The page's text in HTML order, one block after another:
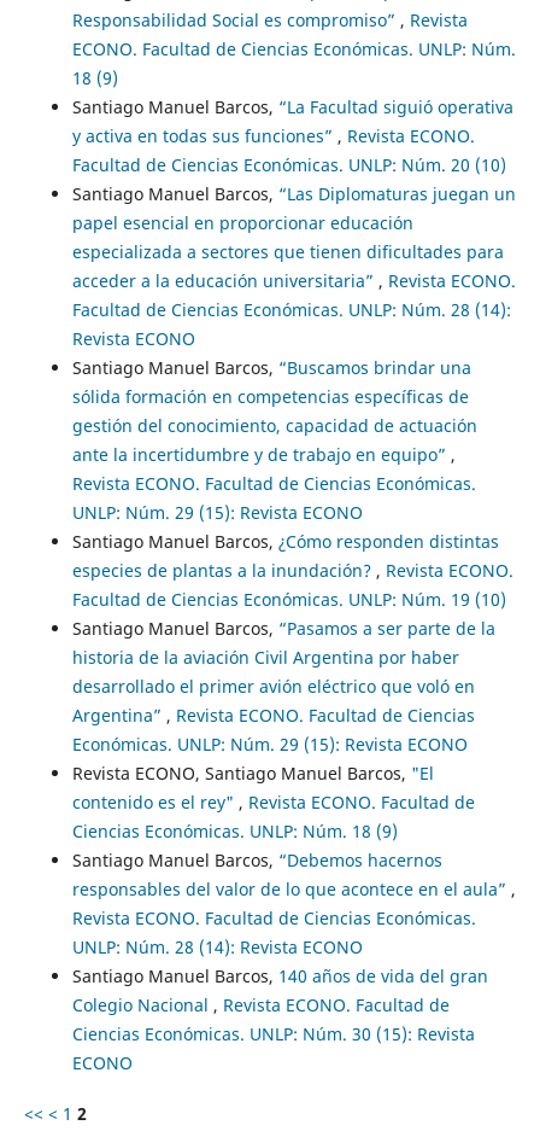
Responsabilidad Social es compromiso” , Revista
ECONO. Facultad de Ciencias Económicas. UNLP: Núm.
18 (9)
Santiago Manuel Barcos, “La Facultad siguió operativa
y activa en todas sus funciones” , Revista ECONO.
Facultad de Ciencias Económicas. UNLP: Núm. 20 (10)
Santiago Manuel Barcos, “Las Diplomaturas juegan un
papel esencial en proporcionar educación
especializada a sectores que tienen dificultades para
acceder a la educación universitaria” , Revista ECONO.
Facultad de Ciencias Económicas. UNLP: Núm. 28 (14):
Revista ECONO
Santiago Manuel Barcos, “Buscamos brindar una
sólida formación en competencias específicas de
gestión del conocimiento, capacidad de actuación
ante la incertidumbre y de trabajo en equipo” ,
Revista ECONO. Facultad de Ciencias Económicas.
UNLP: Núm. 29 (15): Revista ECONO
Santiago Manuel Barcos, ¿Cómo responden distintas
especies de plantas a la inundación? , Revista ECONO.
Facultad de Ciencias Económicas. UNLP: Núm. 19 (10)
Santiago Manuel Barcos, “Pasamos a ser parte de la
historia de la aviación Civil Argentina por haber
desarrollado el primer avión eléctrico que voló en
Argentina” , Revista ECONO. Facultad de Ciencias
Económicas. UNLP: Núm. 29 (15): Revista ECONO
Revista ECONO, Santiago Manuel Barcos, "El
contenido es el rey" , Revista ECONO. Facultad de
Ciencias Económicas. UNLP: Núm. 18 (9)
Santiago Manuel Barcos, “Debemos hacernos
responsables del valor de lo que acontece en el aula” ,
Revista ECONO. Facultad de Ciencias Económicas.
UNLP: Núm. 28 (14): Revista ECONO
Santiago Manuel Barcos, 140 años de vida del gran
Colegio Nacional , Revista ECONO. Facultad de
Ciencias Económicas. UNLP: Núm. 30 (15): Revista
ECONO
<< < 1 2